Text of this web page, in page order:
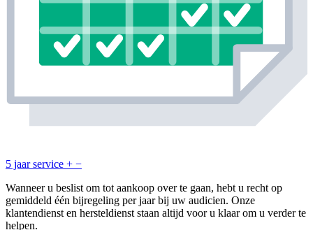
5 jaar service + −
Wanneer u beslist om tot aankoop over te gaan, hebt u recht op
gemiddeld één bijregeling per jaar bij uw audicien. Onze
klantendienst en hersteldienst staan altijd voor u klaar om u verder te
helpen.